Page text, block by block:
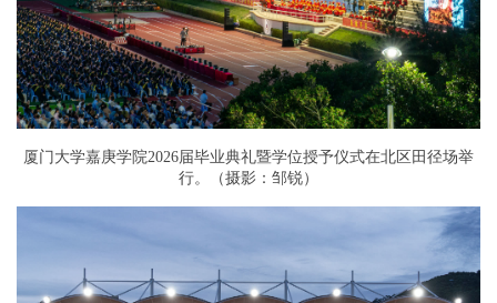
厦门大学嘉庚学院2026届毕业典礼暨学位授予仪式在北区田径场举
行。（摄影：邹锐）